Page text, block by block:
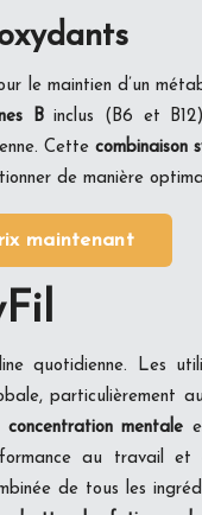
le maintien d’un
Binclus (B6 et
Cette combinaison
de manière
maintenant
quotidienne. Les
particulièrement
concentration mentale
au travail et
de tous les